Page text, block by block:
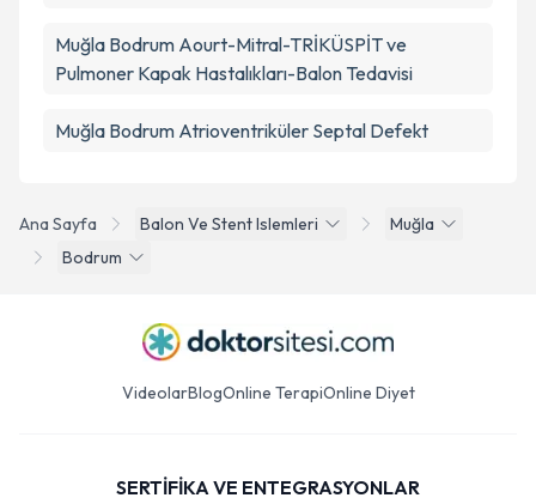
Ana Sayfa Balon Ve Stent Islemleri
Muğla
Bodrum
Muğla Bodrum Aourt-Mitral-TRİKÜSPİT ve
Pulmoner Kapak Hastalıkları-Balon Tedavisi
Muğla Bodrum Atrioventriküler Septal Defekt
VideolarBlogOnline TerapiOnline Diyet
SERTİFİKA VE ENTEGRASYONLAR